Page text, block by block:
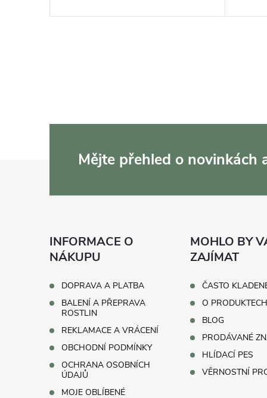
Mějte přehled o novinkách
INFORMACE O
NÁKUPU
DOPRAVA A PLATBA
BALENÍ A PŘEPRAVA
ROSTLIN
REKLAMACE A VRÁCENÍ
OBCHODNÍ PODMÍNKY
OCHRANA OSOBNÍCH
ÚDAJŮ
MOJE OBLÍBENÉ
MOHLO BY
ZAJÍMAT
ČASTO
O PRODUKTECH
BLOG
PRODÁVANÉ
HLÍDACÍ PES
VĚRNOSTNÍ